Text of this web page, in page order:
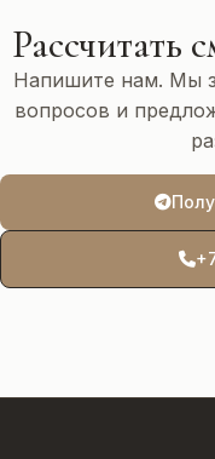
Рассчитать
Напишите нам. Мы
вопросов и